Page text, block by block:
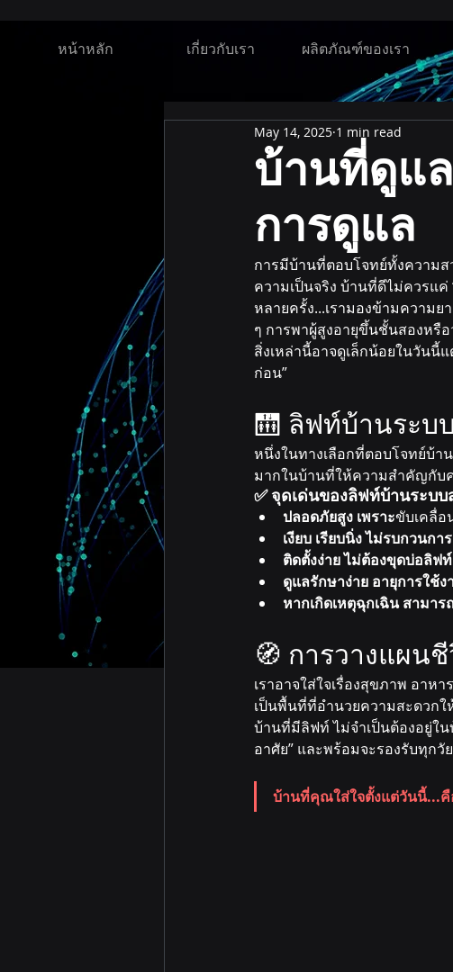
หน้าหลัก เกี่ยวกับเรา ผลิตภัณฑ์ของเรา
บ้านที่ดูแ
การดูแล
May 14, 2025 1 min read
การมีบ้านที่ตอบโจทย์ทั้งความส
ความเป็นจริง บ้านที่ดีไม่ควรแค่
หลายครั้ง...เรามองข้ามความ
ๆ การพาผู้สูงอายุขึ้นชั้นสองหรือ
สิ่งเหล่านี้อาจดูเล็กน้อยในวันนี้
ก่อน”
🛗 ลิฟท์บ้านระบ
หนึ่งในทางเลือกที่ตอบโจทย์บ้า
มากในบ้านที่ให้ความสำคัญกับ
✅ จุดเด่นของลิฟท์บ้านระ
ปลอดภัยสูง เพราะขับเคลื่อ
เงียบ เรียบนิ่ง ไม่รบกวนกา
ติดตั้งง่าย ไม่ต้องขุดบ่อลิฟ
ดูแลรักษาง่าย อายุการใช้
หากเกิดเหตุฉุกเฉิน สามา
🧭 การวางแผน
เราอาจใส่ใจเรื่องสุขภาพ อาห
เป็นพื้นที่ที่อำนวยความสะดวกใ
บ้านที่มีลิฟท์ ไม่จำเป็นต้องอยู่ใ
อาศัย” และพร้อมจะรองรับทุก
บ้านที่คุณใส่ใจตั้งแต่วันนี้...